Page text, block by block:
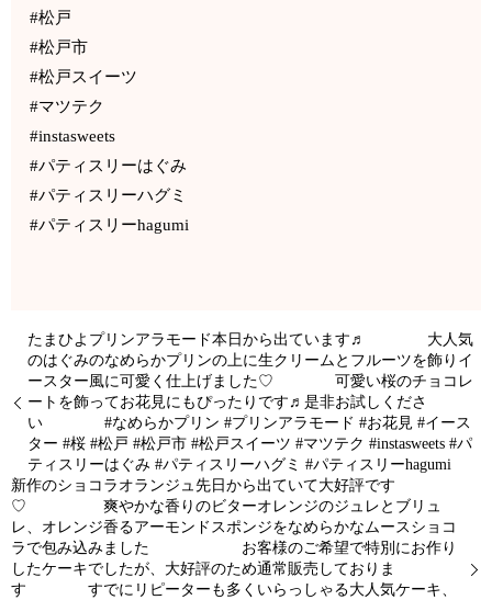
#松戸
#松戸市
#松戸スイーツ
#マツテク
#instasweets
#パティスリーはぐみ
#パティスリーハグミ
#パティスリーhagumi
たまひよプリンアラモード本日から出ています♬ 大人気
のはぐみのなめらかプリンの上に生クリームとフルーツを飾りイ
ースター風に可愛く仕上げました♡ 可愛い桜のチョコレ
ートを飾ってお花見にもぴったりです♬是非お試しくださ
い #なめらかプリン #プリンアラモード #お花見 #イース
ター #桜 #松戸 #松戸市 #松戸スイーツ #マツテク #instasweets #パ
ティスリーはぐみ #パティスリーハグミ #パティスリーhagumi
新作のショコラオランジュ先日から出ていて大好評です
♡ 爽やかな香りのビターオレンジのジュレとブリュ
レ、オレンジ香るアーモンドスポンジをなめらかなムースショコ
ラで包み込みました お客様のご希望で特別にお作り
したケーキでしたが、大好評のため通常販売しておりま
す すでにリピーターも多くいらっしゃる大人気ケーキ、